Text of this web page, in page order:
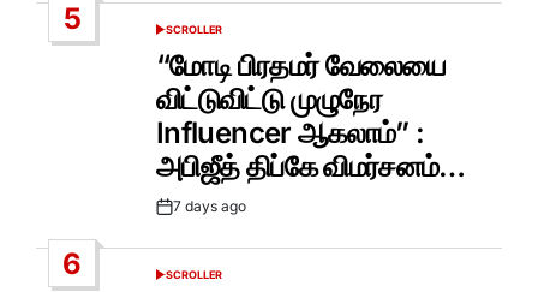
5
POSTED
IN
SCROLLER
“மோடி பிரதமர் வேலையை
விட்டுவிட்டு முழுநேர
Influencer ஆகலாம்” :
அபிஜீத் திப்கே விமர்சனம்…
Post7 days ago
6
POSTED
SCROLLER